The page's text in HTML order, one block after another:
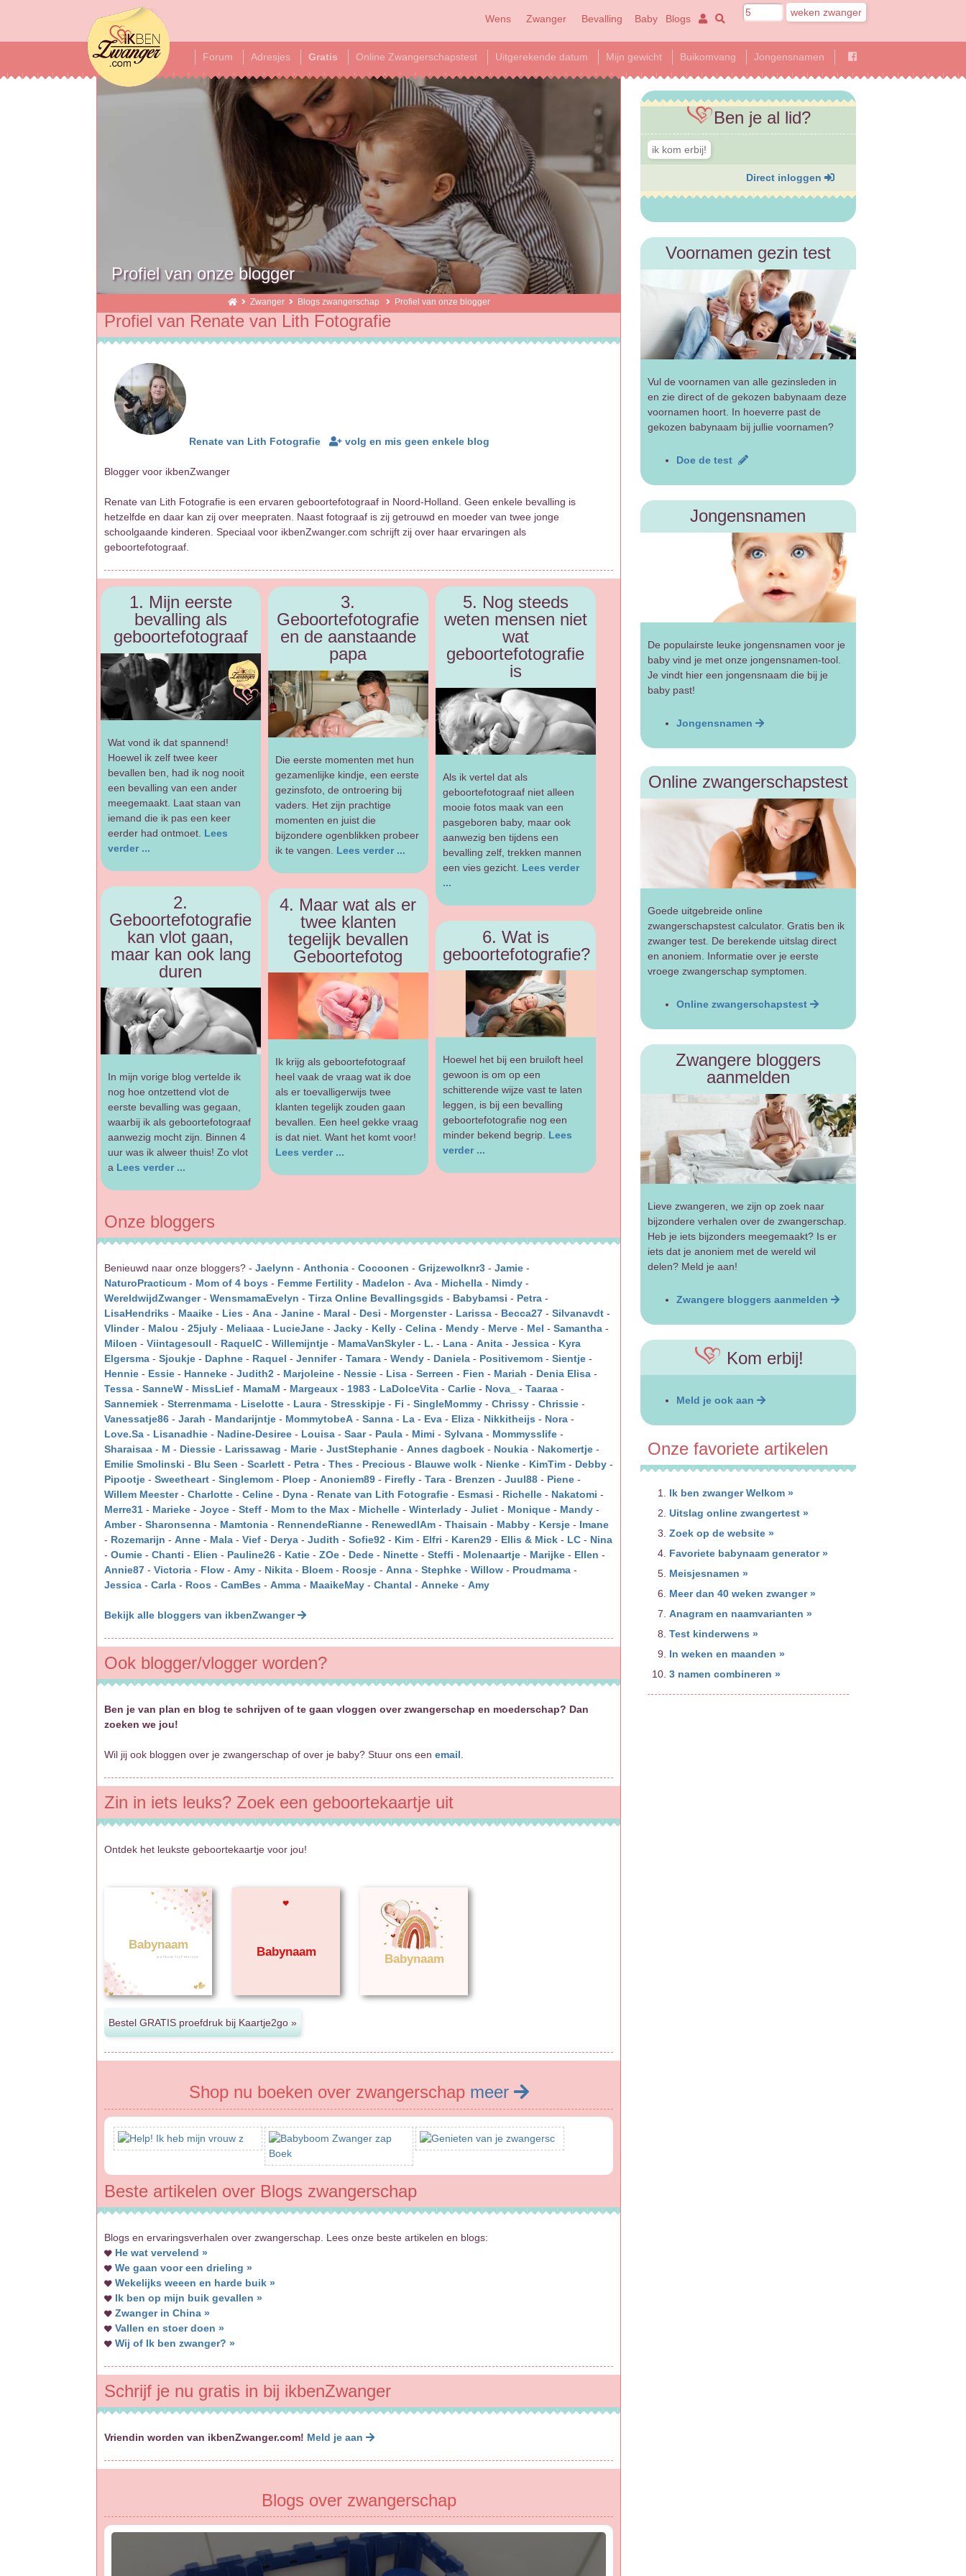
Wens Zwanger Bevalling Baby Blogs
Forum Adresjes Gratis Online Zwangerschapstest Uitgerekende datum Mijn gewicht Buikomvang Jongensnamen
Profiel van onze blogger
Zwanger Blogs zwangerschap Profiel van onze blogger
Profiel van Renate van Lith Fotografie
Renate van Lith Fotografie volg en mis geen enkele blog
Blogger voor ikbenZwanger
Renate van Lith Fotografie is een ervaren geboortefotograaf in Noord-Holland. Geen enkele bevalling is
hetzelfde en daar kan zij over meepraten. Naast fotograaf is zij getrouwd en moeder van twee jonge
schoolgaande kinderen. Speciaal voor ikbenZwanger.com schrijft zij over haar ervaringen als
geboortefotograaf.
1. Mijn eerste
bevalling als
geboortefotograaf
Wat vond ik dat spannend!
Hoewel ik zelf twee keer
bevallen ben, had ik nog nooit
een bevalling van een ander
meegemaakt. Laat staan van
iemand die ik pas een keer
eerder had ontmoet. Lees
verder ...
2.
Geboortefotografie
kan vlot gaan,
maar kan ook lang
duren
In mijn vorige blog vertelde ik
nog hoe ontzettend vlot de
eerste bevalling was gegaan,
waarbij ik als geboortefotograaf
aanwezig mocht zijn. Binnen 4
uur was ik alweer thuis! Zo vlot
a Lees verder ...
3.
Geboortefotografie
en de aanstaande
papa
Die eerste momenten met hun
gezamenlijke kindje, een eerste
gezinsfoto, de ontroering bij
vaders. Het zijn prachtige
momenten en juist die
bijzondere ogenblikken probeer
ik te vangen. Lees verder ...
4. Maar wat als er
twee klanten
tegelijk bevallen
Geboortefotog
Ik krijg als geboortefotograaf
heel vaak de vraag wat ik doe
als er toevalligerwijs twee
klanten tegelijk zouden gaan
bevallen. Een heel gekke vraag
is dat niet. Want het komt voor!
Lees verder ...
5. Nog steeds
weten mensen niet
wat
geboortefotografie
is
Als ik vertel dat als
geboortefotograaf niet alleen
mooie fotos maak van een
pasgeboren baby, maar ook
aanwezig ben tijdens een
bevalling zelf, trekken mannen
een vies gezicht. Lees verder
...
6. Wat is
geboortefotografie?
Hoewel het bij een bruiloft heel
gewoon is om op een
schitterende wijze vast te laten
leggen, is bij een bevalling
geboortefotografie nog een
minder bekend begrip. Lees
verder ...
Onze bloggers
Benieuwd naar onze bloggers? - Jaelynn - Anthonia - Cocoonen - Grijzewolknr3 - Jamie -
NaturoPracticum - Mom of 4 boys - Femme Fertility - Madelon - Ava - Michella - Nimdy -
WereldwijdZwanger- WensmamaEvelyn - Tirza Online Bevallingsgids - Babybamsi - Petra -
LisaHendriks - Maaike - Lies - Ana - Janine - Maral - Desi - Morgenster- Larissa - Becca27 - Silvanavdt -
Vlinder- Malou - 25july - Meliaaa - LucieJane - Jacky - Kelly - Celina - Mendy - Merve - Mel - Samantha -
Miloen - Viintagesoull - RaquelC - Willemijntje - MamaVanSkyler- L. - Lana - Anita - Jessica - Kyra
Elgersma - Sjoukje - Daphne - Raquel - Jennifer- Tamara - Wendy - Daniela - Positivemom - Sientje -
Hennie - Essie - Hanneke - Judith2 - Marjoleine - Nessie - Lisa - Serreen - Fien - Mariah - Denia Elisa -
Tessa - SanneW - MissLief - MamaM - Margeaux - 1983 - LaDolceVita - Carlie - Nova_ - Taaraa -
Sannemiek - Sterrenmama - Liselotte - Laura - Stresskipje - Fi - SingleMommy - Chrissy - Chrissie -
Vanessatje86 - Jarah - Mandarijntje - MommytobeA - Sanna - La - Eva - Eliza - Nikkitheijs - Nora -
Love.Sa - Lisanadhie - Nadine-Desiree - Louisa - Saar- Paula - Mimi - Sylvana - Mommysslife -
Sharaisaa - M - Diessie - Larissawag - Marie - JustStephanie - Annes dagboek - Noukia - Nakomertje -
Emilie Smolinski - Blu Seen - Scarlett - Petra - Thes - Precious - Blauwe wolk - Nienke - KimTim - Debby -
Pipootje - Sweetheart - Singlemom - Ploep - Anoniem89 - Firefly - Tara - Brenzen - Juul88 - Piene -
Willem Meester- Charlotte - Celine - Dyna - Renate van Lith Fotografie - Esmasi - Richelle - Nakatomi -
Merre31 - Marieke - Joyce - Steff - Mom to the Max - Michelle - Winterlady - Juliet - Monique - Mandy -
Amber- Sharonsenna - Mamtonia - RennendeRianne - RenewedIAm - Thaisain - Mabby - Kersje - Imane
- Rozemarijn - Anne - Mala - Vief - Derya - Judith - Sofie92 - Kim - Elfri - Karen29 - Ellis & Mick - LC - Nina
- Oumie - Chanti - Elien - Pauline26 - Katie - ZOe - Dede - Ninette - Steffi - Molenaartje - Marijke - Ellen -
Annie87 - Victoria - Flow - Amy - Nikita - Bloem - Roosje - Anna - Stephke - Willow - Proudmama -
Jessica - Carla - Roos - CamBes - Amma - MaaikeMay - Chantal - Anneke - Amy
Bekijk alle bloggers van ikbenZwanger
Ook blogger/vlogger worden?
Ben je van plan en blog te schrijven of te gaan vloggen over zwangerschap en moederschap? Dan
zoeken we jou!
Wil jij ook bloggen over je zwangerschap of over je baby? Stuur ons een email.
Zin in iets leuks? Zoek een geboortekaartje uit
Ontdek het leukste geboortekaartje voor jou!
Babynaam
Babynaam
Babynaam
Shop nu boeken over zwangerschap meer
Beste artikelen over Blogs zwangerschap
Blogs en ervaringsverhalen over zwangerschap. Lees onze beste artikelen en blogs:
He wat vervelend »
We gaan voor een drieling »
Wekelijks weeen en harde buik »
Ik ben op mijn buik gevallen »
Zwanger in China »
Vallen en stoer doen »
Wij of Ik ben zwanger? »
Schrijf je nu gratis in bij ikbenZwanger
Vriendin worden van ikbenZwanger.com! Meld je aan
Blogs over zwangerschap
Ben je al lid?
Direct inloggen
Voornamen gezin test
Vul de voornamen van alle gezinsleden in
en zie direct of de gekozen babynaam deze
voornamen hoort. In hoeverre past de
gekozen babynaam bij jullie voornamen?
Doe de test
Jongensnamen
De populairste leuke jongensnamen voor je
baby vind je met onze jongensnamen-tool.
Je vindt hier een jongensnaam die bij je
baby past!
Jongensnamen
Online zwangerschapstest
Goede uitgebreide online
zwangerschapstest calculator. Gratis ben ik
zwanger test. De berekende uitslag direct
en anoniem. Informatie over je eerste
vroege zwangerschap symptomen.
Online zwangerschapstest
Zwangere bloggers
aanmelden
Lieve zwangeren, we zijn op zoek naar
bijzondere verhalen over de zwangerschap.
Heb je iets bijzonders meegemaakt? Is er
iets dat je anoniem met de wereld wil
delen? Meld je aan!
Zwangere bloggers aanmelden
Kom erbij!
Meld je ook aan
Onze favoriete artikelen
Ik ben zwanger Welkom »
Uitslag online zwangertest »
Zoek op de website »
Favoriete babynaam generator »
Meisjesnamen »
Meer dan 40 weken zwanger »
Anagram en naamvarianten »
Test kinderwens »
In weken en maanden »
3 namen combineren »